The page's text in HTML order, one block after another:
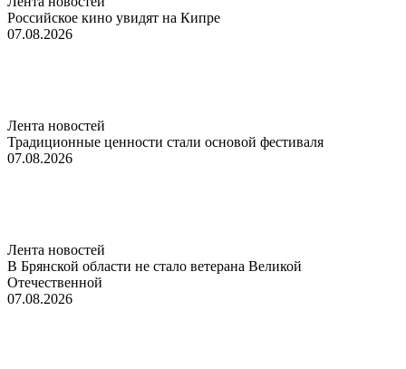
Российское кино увидят на Кипре
07.08.2026
Лента новостей
Традиционные ценности стали основой фестиваля
07.08.2026
Лента новостей
В Брянской области не стало ветерана Великой
Отечественной
07.08.2026